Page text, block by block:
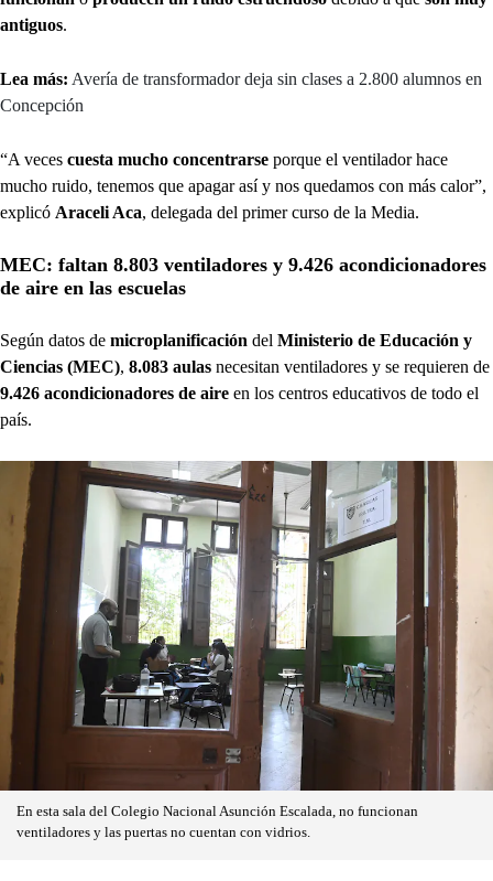
antiguos.
Lea más: Avería de transformador deja sin clases a 2.800 alumnos en
Concepción
“A veces cuesta mucho concentrarse porque el ventilador hace
mucho ruido, tenemos que apagar así y nos quedamos con más calor”,
explicó Araceli Aca, delegada del primer curso de la Media.
MEC: faltan 8.803 ventiladores y 9.426 acondicionadores
de aire en las escuelas
Según datos de microplanificación del Ministerio de Educación y
Ciencias (MEC), 8.083 aulas necesitan ventiladores y se requieren de
9.426 acondicionadores de aire en los centros educativos de todo el
país.
En esta sala del Colegio Nacional Asunción Escalada, no funcionan
ventiladores y las puertas no cuentan con vidrios.